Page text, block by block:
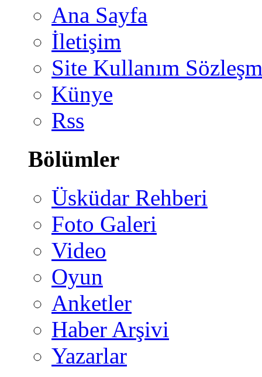
Ana Sayfa
İletişim
Site Kullanım
Künye
Rss
Bölümler
Üsküdar Rehberi
Foto Galeri
Video
Oyun
Anketler
Haber Arşivi
Yazarlar